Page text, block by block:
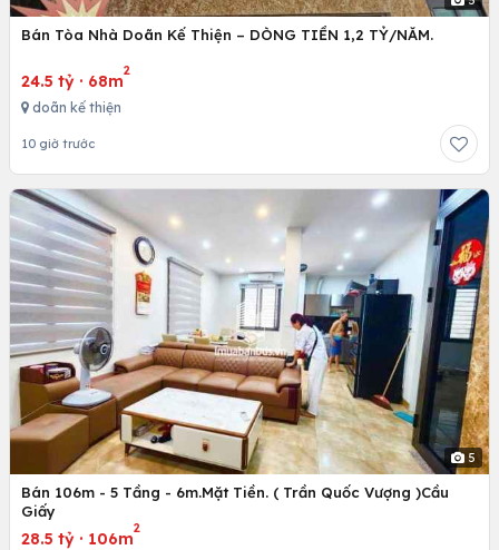
Bán Tòa Nhà Doãn Kế Thiện – DÒNG TIỀN 1,2 TỶ/NĂM.
24.5 tỷ · 68m
2
doãn kế thiện
10 giờ trước
5
Bán 106m - 5 Tầng - 6m.Mặt Tiền. ( Trần Quốc Vượng )Cầu
Giấy
28.5 tỷ · 106m
2